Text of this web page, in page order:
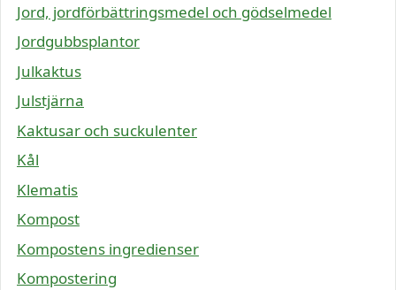
Jord, jordförbättringsmedel och gödselmedel
Jordgubbsplantor
Julkaktus
Julstjärna
Kaktusar och suckulenter
Kål
Klematis
Kompost
Kompostens ingredienser
Kompostering